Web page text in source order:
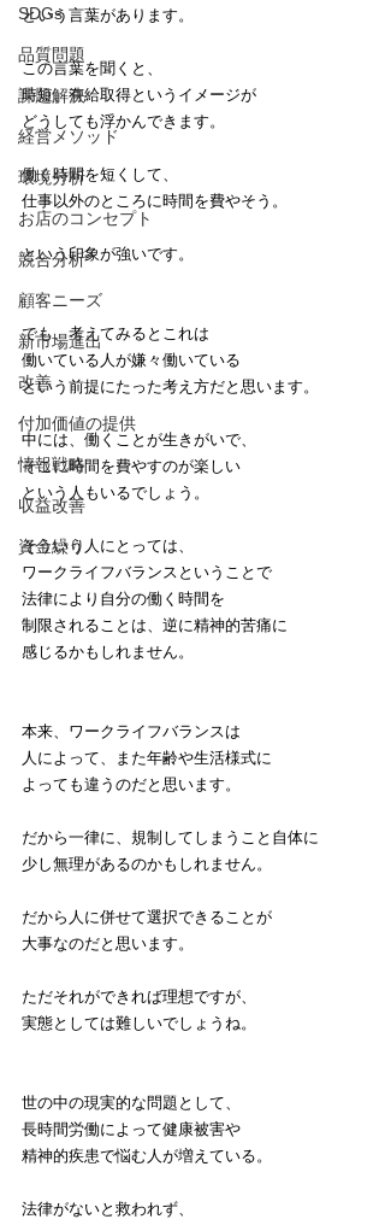
SDGs
品質問題
課題解決
経営メソッド
環境分析
お店のコンセプト
競合分析
顧客ニーズ
新市場進出
改善
付加価値の提供
情報戦略
収益改善
資金繰り
という言葉があります。
この言葉を聞くと、
時短、有給取得というイメージが
どうしても浮かんできます。
働く時間を短くして、
仕事以外のところに時間を費やそう。
という印象が強いです。
でも、考えてみるとこれは
働いている人が嫌々働いている
という前提にたった考え方だと思います。
中には、働くことが生きがいで、
そこに時間を費やすのが楽しい
という人もいるでしょう。
そういう人にとっては、
ワークライフバランスということで
法律により自分の働く時間を
制限されることは、逆に精神的苦痛に
感じるかもしれません。
本来、ワークライフバランスは
人によって、また年齢や生活様式に
よっても違うのだと思います。
だから一律に、規制してしまうこと自体に
少し無理があるのかもしれません。
だから人に併せて選択できることが
大事なのだと思います。
ただそれができれば理想ですが、
実態としては難しいでしょうね。
世の中の現実的な問題として、
長時間労働によって健康被害や
精神的疾患で悩む人が増えている。
法律がないと救われず、